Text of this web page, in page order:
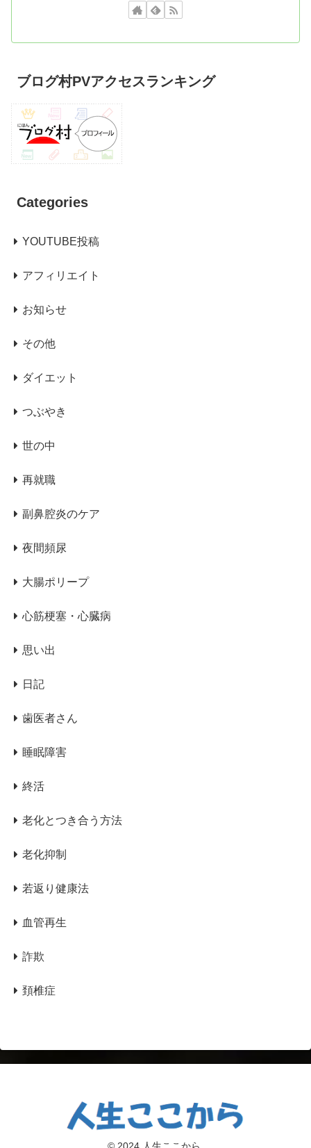
ブログ村PVアクセスランキング
Categories
YOUTUBE投稿
アフィリエイト
お知らせ
その他
ダイエット
つぶやき
世の中
再就職
副鼻腔炎のケア
夜間頻尿
大腸ポリープ
心筋梗塞・心臓病
思い出
日記
歯医者さん
睡眠障害
終活
老化とつき合う方法
老化抑制
若返り健康法
血管再生
詐欺
頚椎症
© 2024 人生ここから.